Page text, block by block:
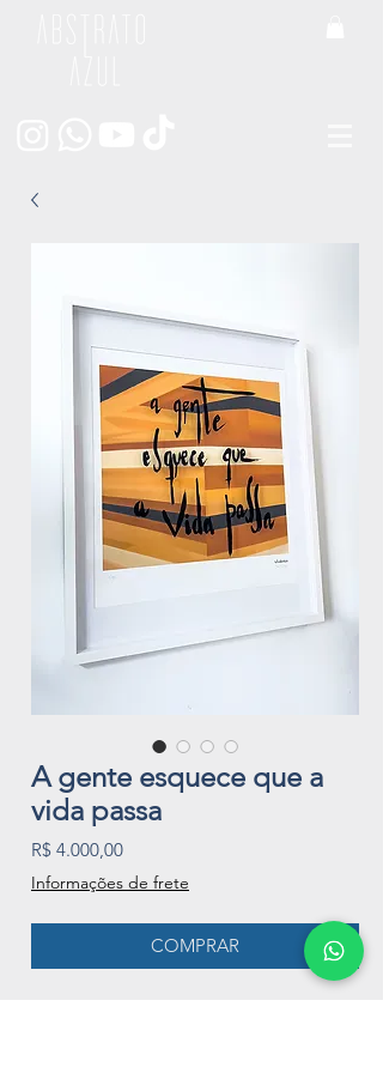
A gente esquece que a
vida passa
R$ 4.000,00Preço
Informações de frete
COMPRAR